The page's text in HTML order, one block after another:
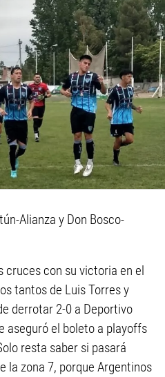
Alianza y Don Bosco-
cruces con su victoria en el
tantos de Luis Torres y
derrotar 2-0 a Deportivo
aseguró el boleto a playoffs
resta saber si pasará
la zona 7, porque Argentinos